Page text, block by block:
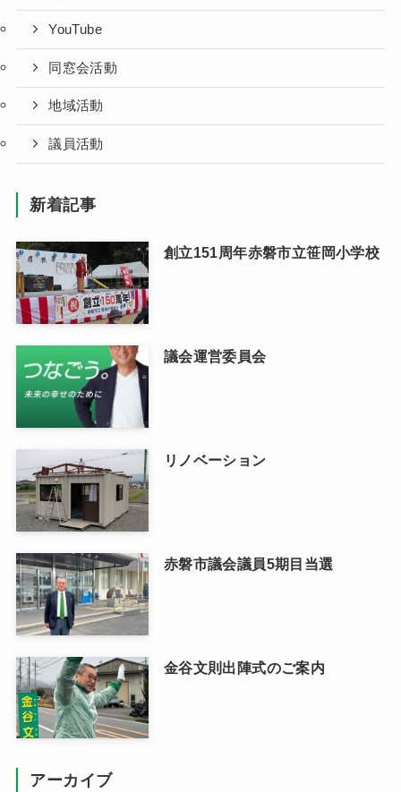
YouTube
同窓会活動
地域活動
議員活動
新着記事
創立151周年赤磐市立笹岡小学校
議会運営委員会
リノベーション
赤磐市議会議員5期目当選
金谷文則出陣式のご案内
アーカイブ